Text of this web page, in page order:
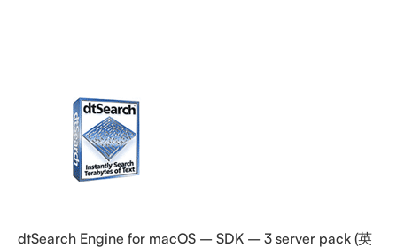
dtSearch Engine for macOS – SDK – 3 server pack (英